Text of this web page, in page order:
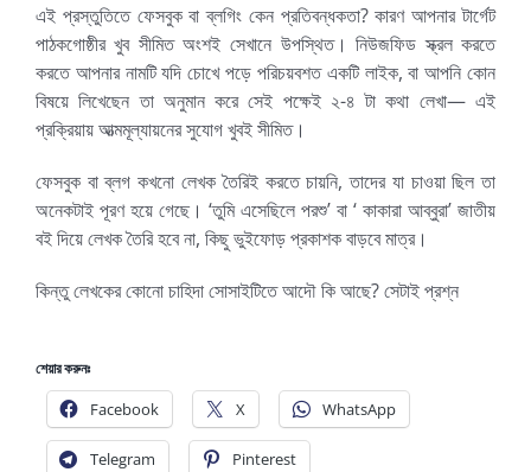
এই প্রস্তুতিতে ফেসবুক বা ব্লগিং কেন প্রতিবন্ধকতা? কারণ আপনার টার্গেট
পাঠকগোষ্ঠীর খুব সীমিত অংশই সেখানে উপস্থিত। নিউজফিড স্ক্রল করতে
করতে আপনার নামটি যদি চোখে পড়ে পরিচয়বশত একটি লাইক, বা আপনি কোন
বিষয়ে লিখেছেন তা অনুমান করে সেই পক্ষেই ২-৪ টা কথা লেখা— এই
প্রক্রিয়ায় আত্মমূল্যায়নের সুযোগ খুবই সীমিত।
ফেসবুক বা ব্লগ কখনো লেখক তৈরিই করতে চায়নি, তাদের যা চাওয়া ছিল তা
অনেকটাই পূরণ হয়ে গেছে। ‘তুমি এসেছিলে পরশু’ বা ‘ কাকারা আব্বুরা’ জাতীয়
বই দিয়ে লেখক তৈরি হবে না, কিছু ভুইফোড় প্রকাশক বাড়বে মাত্র।
কিন্তু লেখকের কোনো চাহিদা সোসাইটিতে আদৌ কি আছে? সেটাই প্রশ্ন
শেয়ার করুনঃ
Facebook X WhatsApp
Telegram Pinterest